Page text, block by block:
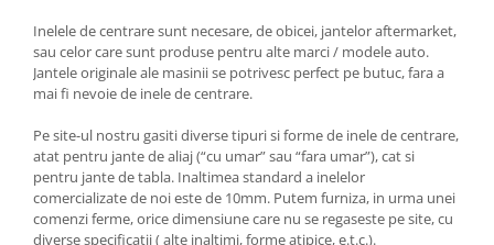
Inelele de centrare sunt necesare, de obicei, jantelor aftermarket,
sau celor care sunt produse pentru alte marci / modele auto.
Jantele originale ale masinii se potrivesc perfect pe butuc, fara a
mai fi nevoie de inele de centrare.
Pe site-ul nostru gasiti diverse tipuri si forme de inele de centrare,
atat pentru jante de aliaj (“cu umar” sau “fara umar”), cat si
pentru jante de tabla. Inaltimea standard a inelelor
comercializate de noi este de 10mm. Putem furniza, in urma unei
comenzi ferme, orice dimensiune care nu se regaseste pe site, cu
diverse specificatii ( alte inaltimi, forme atipice, e.t.c.).